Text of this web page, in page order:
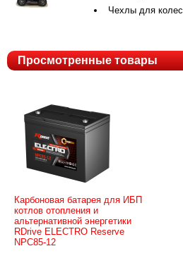
Чехлы для колес
Просмотренные товары
Карбоновая батарея для ИБП
котлов отопления и
альтернативной энергетики
RDrive ELECTRO Reserve
NPC85-12